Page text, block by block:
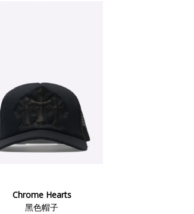
Chrome Hearts
黑色帽子